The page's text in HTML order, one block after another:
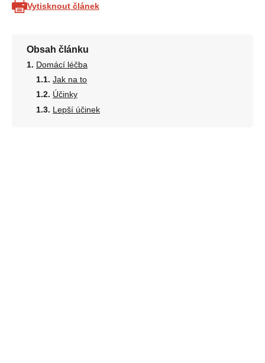
Vytisknout článek
Obsah článku
Domácí léčba
Jak na to
Účinky
Lepší účinek